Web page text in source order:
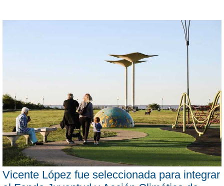
Vicente López fue seleccionada para integrar